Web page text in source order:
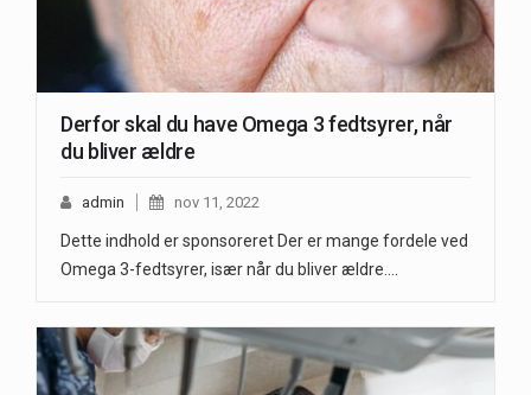
Derfor skal du have Omega 3 fedtsyrer, når
du bliver ældre
admin nov 11, 2022
Dette indhold er sponsoreret Der er mange fordele ved
Omega 3-fedtsyrer, især når du bliver ældre.…